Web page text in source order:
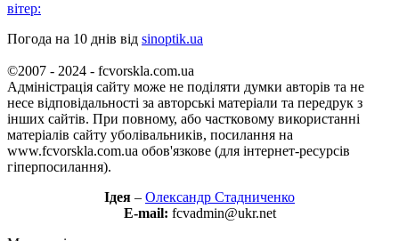
вітер:
Погода на 10 днів від sinoptik.ua
©2007 - 2024 - fcvorskla.com.ua
Адміністрація сайту може не поділяти думки авторів та не
несе відповідальності за авторські матеріали та передрук з
інших сайтів. При повному, або частковому використанні
матеріалів сайту уболівальників, посилання на
www.fcvorskla.com.ua обов'язкове (для інтернет-ресурсів
гіперпосилання).
Ідея – Олександр Стадниченко
E-mail: fcvadmin@ukr.net